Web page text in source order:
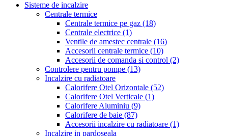
Sisteme de incalzire
Centrale termice
Centrale termice pe gaz (18)
Centrale electrice (1)
Ventile de amestec centrale (16)
Accesorii centrale termice (10)
Accesorii de comanda si control (2)
Controlere pentru pompe (13)
Incalzire cu radiatoare
Calorifere Otel Orizontale (52)
Calorifere Otel Verticale (1)
Calorifere Aluminiu (9)
Calorifere de baie (87)
Accesorii incalzire cu radiatoare (1)
Incalzire in pardoseala